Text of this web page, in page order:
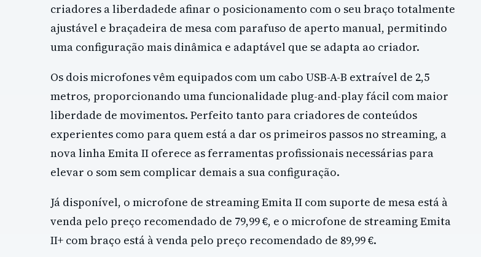
criadores a liberdadede afinar o posicionamento com o seu braço totalmente
ajustável e braçadeira de mesa com parafuso de aperto manual, permitindo
uma configuração mais dinâmica e adaptável que se adapta ao criador.
Os dois microfones vêm equipados com um cabo USB-A-B extraível de 2,5
metros, proporcionando uma funcionalidade plug-and-play fácil com maior
liberdade de movimentos. Perfeito tanto para criadores de conteúdos
experientes como para quem está a dar os primeiros passos no streaming, a
nova linha Emita II oferece as ferramentas profissionais necessárias para
elevar o som sem complicar demais a sua configuração.
Já disponível, o microfone de streaming Emita II com suporte de mesa está à
venda pelo preço recomendado de 79,99 €, e o microfone de streaming Emita
II+ com braço está à venda pelo preço recomendado de 89,99 €.